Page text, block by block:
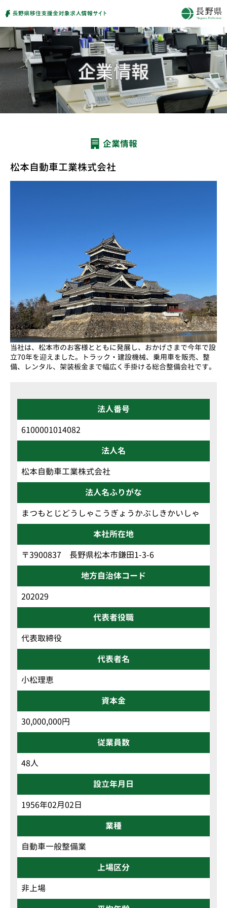
企業情報
松本自動車工業株式会社
当社は、松本市のお客様とともに発展し、おかげさまで今年で設
立70年を迎えました。トラック・建設機械、乗用車を販売、整
備、レンタル、架装板金まで幅広く手掛ける総合整備会社です。
法人番号
6100001014082
法人名
松本自動車工業株式会社
法人名ふりがな
まつもとじどうしゃこうぎょうかぶしきかいしゃ
本社所在地
〒3900837 長野県松本市鎌田1-3-6
地方自治体コード
202029
代表者役職
代表取締役
代表者名
小松理恵
資本金
30,000,000円
従業員数
48人
設立年月日
1956年02月02日
業種
自動車一般整備業
上場区分
非上場